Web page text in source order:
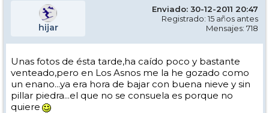
hijar
Enviado: 30-12-2011 20:47
Registrado: 15 años antes
Mensajes: 718
Unas fotos de ésta tarde,ha caído poco y bastante
venteado,pero en Los Asnos me la he gozado como
un enano...ya era hora de bajar con buena nieve y sin
pillar piedra...el que no se consuela es porque no
quiere